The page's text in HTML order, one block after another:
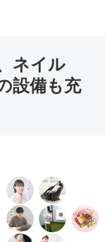
ネイル
設備も充